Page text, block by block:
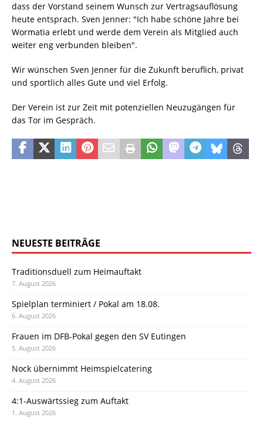
dass der Vorstand seinem Wunsch zur Vertragsauflösung
heute entsprach. Sven Jenner: "Ich habe schöne Jahre bei
Wormatia erlebt und werde dem Verein als Mitglied auch
weiter eng verbunden bleiben".
Wir wünschen Sven Jenner für die Zukunft beruflich, privat
und sportlich alles Gute und viel Erfolg.
Der Verein ist zur Zeit mit potenziellen Neuzugängen für
das Tor im Gespräch.
NEUESTE BEITRÄGE
Traditionsduell zum Heimauftakt
7. August 2026
Spielplan terminiert / Pokal am 18.08.
6. August 2026
Frauen im DFB-Pokal gegen den SV Eutingen
5. August 2026
Nock übernimmt Heimspielcatering
4. August 2026
4:1-Auswärtssieg zum Auftakt
1. August 2026